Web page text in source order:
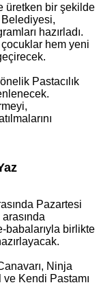
üretken bir şekilde
hazırladı.
hem yeni
Pastacılık
Pazartesi
babalarıyla birlikte
Ninja
ve Kendi Pastamı